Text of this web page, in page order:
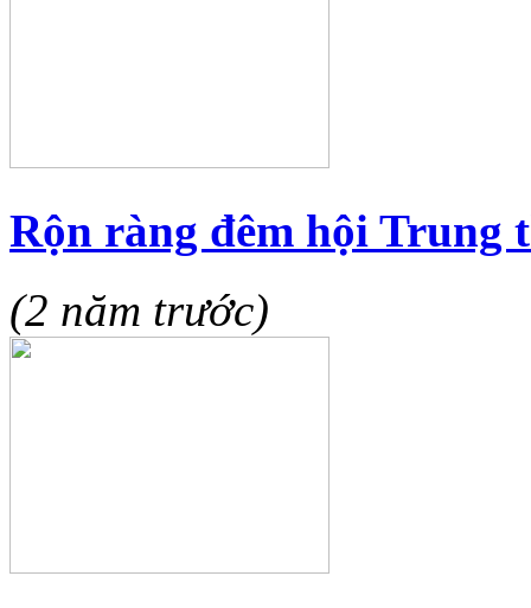
Rộn ràng đêm hội Trung
(2 năm trước)